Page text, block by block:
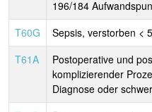
196/184
T60G
Sepsis, verstorben <
T61A
Postoperative und
komplizierender
Diagnose oder